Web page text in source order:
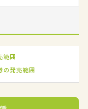
範囲
の発売範囲